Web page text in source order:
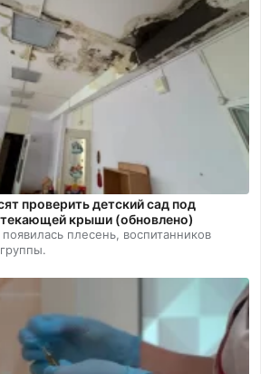
проверить детский сад под
крыши (обновлено)
плесень, воспитанников